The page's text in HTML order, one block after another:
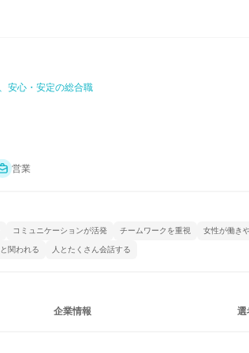
安心・安定の総合職
営業
コミュニケーションが活発 チームワークを重視 女性が働き
関われる 人とたくさん会話する
企業情報 選